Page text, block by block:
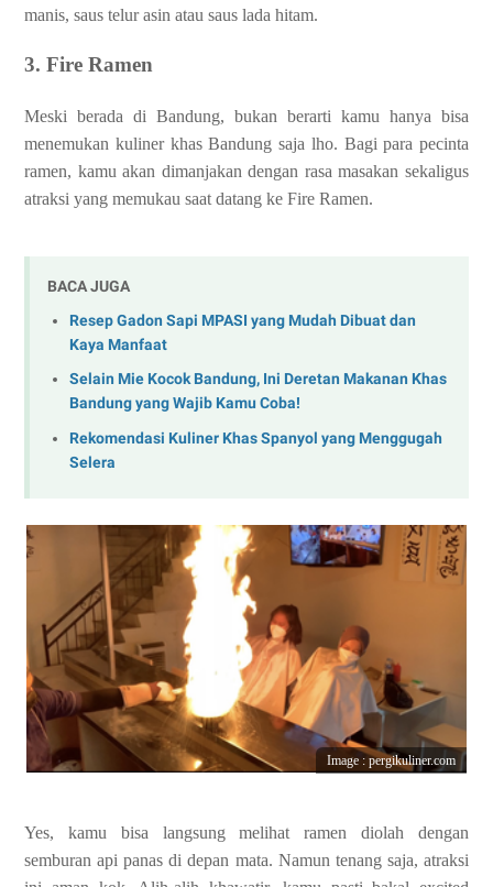
manis, saus telur asin atau saus lada hitam.
3. Fire Ramen
Meski berada di Bandung, bukan berarti kamu hanya bisa
menemukan kuliner khas Bandung saja lho. Bagi para pecinta
ramen, kamu akan dimanjakan dengan rasa masakan sekaligus
atraksi yang memukau saat datang ke Fire Ramen.
BACA JUGA
Resep Gadon Sapi MPASI yang Mudah Dibuat dan
Kaya Manfaat
Selain Mie Kocok Bandung, Ini Deretan Makanan Khas
Bandung yang Wajib Kamu Coba!
Rekomendasi Kuliner Khas Spanyol yang Menggugah
Selera
Image : pergikuliner.com
Yes, kamu bisa langsung melihat ramen diolah dengan
semburan api panas di depan mata. Namun tenang saja, atraksi